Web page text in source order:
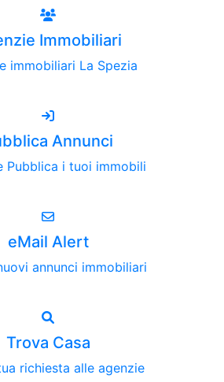
Immobiliari
immobiliari La Spezia
Annunci
Pubblica i tuoi immobili
eMail Alert
annunci immobiliari
Trova Casa
richiesta alle agenzie